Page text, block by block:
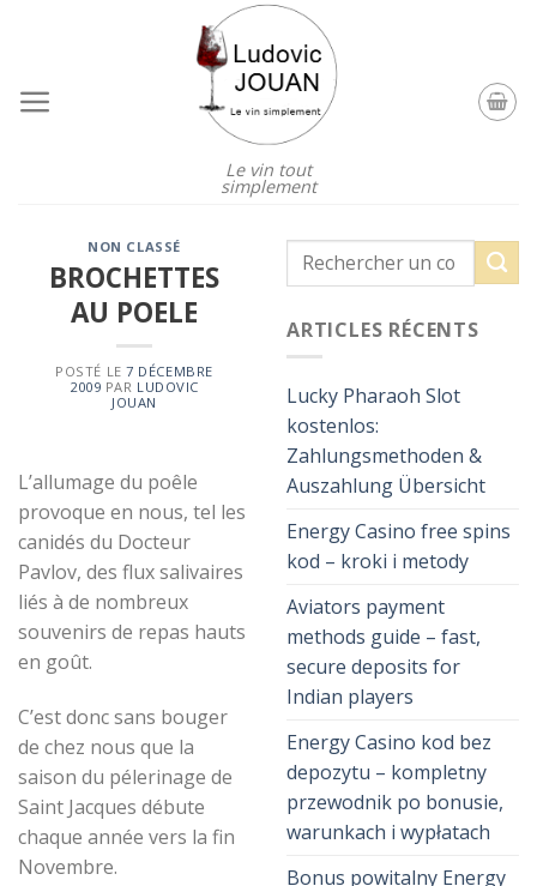
Le vin tout
simplement
NON CLASSÉ
BROCHETTES
AU POELE
POSTÉ LE7 DÉCEMBRE
2009 PAR LUDOVIC
JOUAN
L’allumage du poêle
provoque en nous, tel les
canidés du Docteur
Pavlov, des flux salivaires
liés à de nombreux
souvenirs de repas hauts
en goût.
C’est donc sans bouger
de chez nous que la
saison du pélerinage de
Saint Jacques débute
chaque année vers la fin
Novembre.
ARTICLES RÉCENTS
Lucky Pharaoh Slot
kostenlos:
Zahlungsmethoden &
Auszahlung Übersicht
Energy Casino free spins
kod – kroki i metody
Aviators payment
methods guide – fast,
secure deposits for
Indian players
Energy Casino kod bez
depozytu – kompletny
przewodnik po bonusie,
warunkach i wypłatach
Bonus powitalny Energy